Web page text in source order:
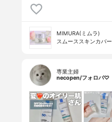
MIMURA(ミムラ)
スムーススキンカバー
専業主婦
necopen/フォロバ♡